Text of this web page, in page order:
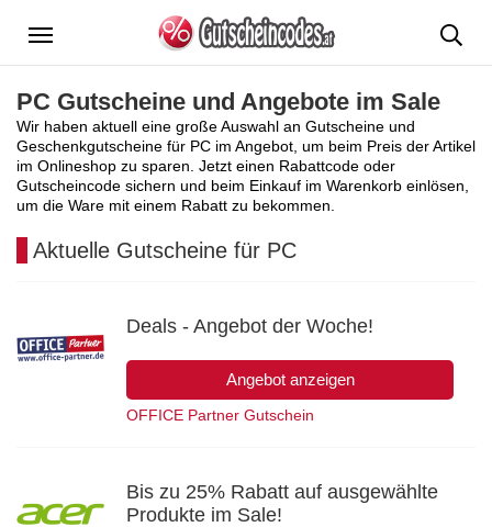
Menü
PC Gutscheine und Angebote im Sale
Wir haben aktuell eine große Auswahl an Gutscheine und
Geschenkgutscheine für PC im Angebot, um beim Preis der Artikel
im Onlineshop zu sparen. Jetzt einen Rabattcode oder
Gutscheincode sichern und beim Einkauf im Warenkorb einlösen,
um die Ware mit einem Rabatt zu bekommen.
Aktuelle Gutscheine für PC
Deals - Angebot der Woche!
Angebot anzeigen
OFFICE Partner Gutschein
Bis zu 25% Rabatt auf ausgewählte
Produkte im Sale!